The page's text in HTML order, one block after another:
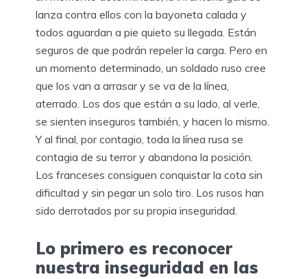
lanza contra ellos con la bayoneta calada y
todos aguardan a pie quieto su llegada. Están
seguros de que podrán repeler la carga. Pero en
un momento determinado, un soldado ruso cree
que los van a arrasar y se va de la línea,
aterrado. Los dos que están a su lado, al verle,
se sienten inseguros también, y hacen lo mismo.
Y al final, por contagio, toda la línea rusa se
contagia de su terror y abandona la posición.
Los franceses consiguen conquistar la cota sin
dificultad y sin pegar un solo tiro. Los rusos han
sido derrotados por su propia inseguridad.
Lo primero es reconocer
nuestra inseguridad en las